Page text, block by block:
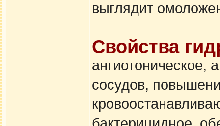
выглядит
Свойства
ангиотоническое,
сосудов,